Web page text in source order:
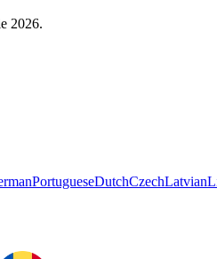
2026.
PortugueseDutchCzechLatvian